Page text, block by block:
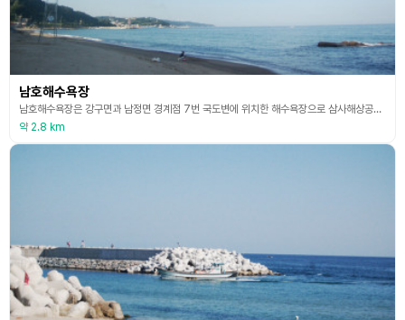
남호해수욕장
남호해수욕장은 강구면과 남정면 경계점 7번 국도변에 위치한 해수욕장으로 삼사해상공원과 강구항에 인접해 있다. 고운 모래와 깊지 않은 수심으로 아이를 동반 가족들이 여름 휴양지로 많이 찾는다
약 2.8 km